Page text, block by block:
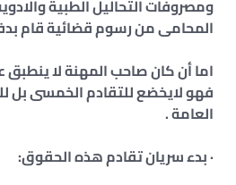
ومصروفات التحاليل الطبية
المحامى من رسوم قضائية قام
اما أن كان صاحب المهنة لا
فهو لايخضع للتقادم الخمسى بل
العامة .
· بدء سريان تقادم هذه الحقوق: